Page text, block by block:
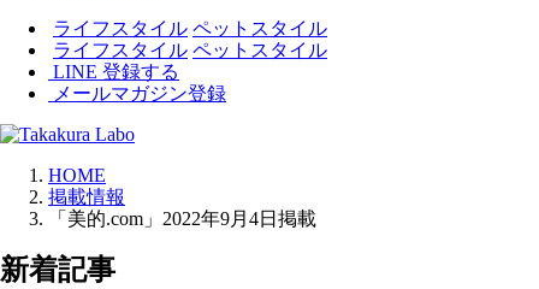
ライフスタイル ペットスタイル
ライフスタイル ペットスタイル
LINE 登録する
メールマガジン登録
HOME
掲載情報
「美的.com」2022年9月4日掲載
新着記事